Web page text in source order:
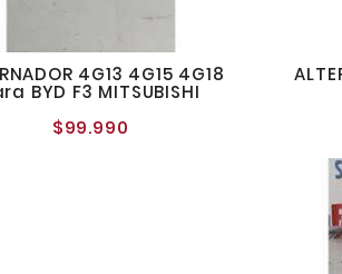
4G13 4G15 4G18
BYD F3 MITSUBISHI
$99.990